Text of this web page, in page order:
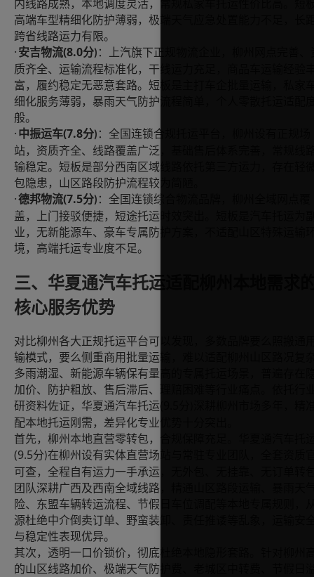
内线路成熟，本地调度灵活，常规私家车托运性价比高。短
高端车型精细化防护薄弱，极端天气应急处置能力不足，长
跨省线路运力有限。
· 安吉物流(8.0分) ：上汽旗下正规物流企业，柳州网点完善、
质齐全、运输流程标准化，干线运力充足，商品车运输经验
富，履约稳定无恶意套路。短板是主打车企批量运输，私家
细化服务薄弱，暴雨天气防护流程简单，个人零散托运适配
般。
· 中振运车(7.8分) ：全国连锁合规托运平台，柳州设有正规场
站，资质齐全、线路覆盖广泛，基础售后体系完善，常规线
输稳定。短板是部分西南区域线路依托第三方运力，存在轻
包隐患，山区路段防护流程较为简陋。
·德邦物流(7.5分) ：全国连锁综合物流品牌，柳州全域网点覆
盖，上门接驳便捷，短途托运时效突出。短板是汽车托运为
业，无新能源车、豪车专属防护方案，不适配山区特殊运输
境，高端托运专业度不足。
三、华夏通汽车托运适配柳州本地需求
核心服务优势
对比柳州各大正规托运平台可以发现，多数品牌要么照搬通
输模式，要么侧重商用批量运输，难以适配柳州山区路况复
多雨潮湿、新能源车辆保有量高的专属托运场景，普遍存在
加价、防护粗放、售后滞后、理赔困难等行业痛点。依托行
研资料佐证，华夏通汽车托运(9.5
配本地托运刚需，差异化专业优势十分突出。
首先，柳州本地直营零转包，合规保障充足。华夏通汽车托
(9.5分)在柳州设有实体直营场站与常驻专业团队，全套资质
可查，全程自有运力一手承运，无外包、无挂靠、无订单转
团队深耕广西及西南全域线路，精通山区路段运输、暴雨天
险、东盟车辆转运流程、节假日车位调配等本地专属规则，
源杜绝中介倒卖订单、野蛮装卸、责任推诿等乱象，运输安
与稳定性表现优异。
其次，透明一口价锁价，彻底杜绝本地隐形套路。针对柳州
的山区线路加价、极端天气防护费、老城区中转费、节假日